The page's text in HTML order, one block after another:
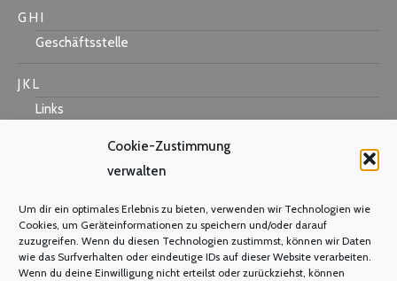
Cookie-Zustimmung
verwalten
Um dir ein optimales Erlebnis zu bieten, verwenden wir Technologien wie
Cookies, um Geräteinformationen zu speichern und/oder darauf
zuzugreifen. Wenn du diesen Technologien zustimmst, können wir Daten
wie das Surfverhalten oder eindeutige IDs auf dieser Website verarbeiten.
Wenn du deine Einwilligung nicht erteilst oder zurückziehst, können
G H I
Geschäftsstelle
J K L
Links
Mastercard
Warum Mitglied werden?
Mitgliedsbeitrag